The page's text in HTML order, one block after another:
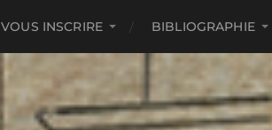
VOUS INSCRIRE BIBLIOGRAPHIE